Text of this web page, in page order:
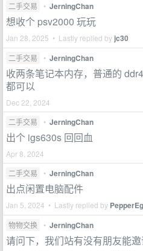
二手交易 • JerningChan
想收个 psv2000 玩玩
Jan 28, 2025 • Lastly replied by jc30
二手交易 • JerningChan
收两条笔记本内存，普通的
都可以
Dec 22, 2024
二手交易
• JerningChan
出个 igs630s 回回血
Apr 8, 2024
二手交易
• JerningChan
出点闲置电脑配件
Jan 5, 2024 • Lastly replied by
物物交换 • JerningChan
请问下，我们站有没有朋友能邀